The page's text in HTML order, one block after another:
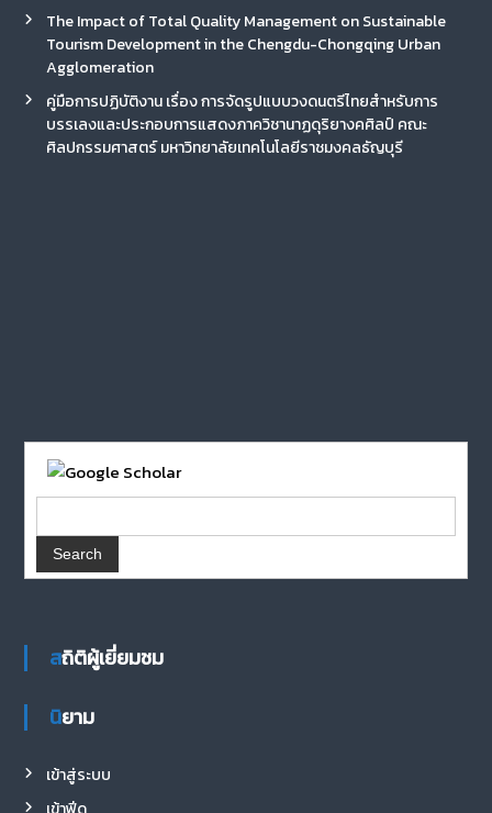
The Impact of Total Quality Management on Sustainable
Tourism Development in the Chengdu-Chongqing Urban
Agglomeration
คู่มือการปฏิบัติงาน เรื่อง การจัดรูปแบบวงดนตรีไทยสำหรับการ
บรรเลงและประกอบการแสดงภาควิชานาฏดุริยางคศิลป์ คณะ
ศิลปกรรมศาสตร์ มหาวิทยาลัยเทคโนโลยีราชมงคลธัญบุรี
สถิติผู้เยี่ยมชม
นิยาม
เข้าสู่ระบบ